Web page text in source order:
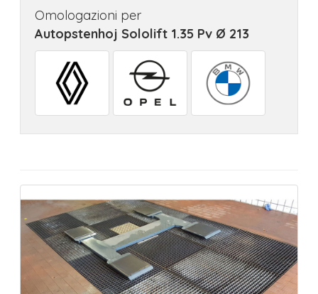
Omologazioni per
Autopstenhoj Sololift 1.35 Pv Ø 213